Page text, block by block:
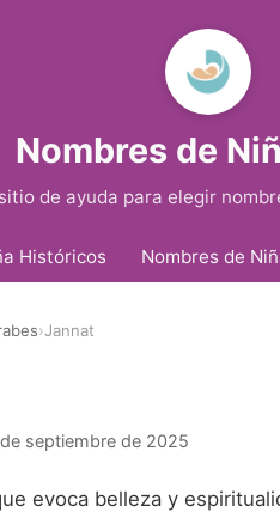
Nombres de
de ayuda para elegir
Históricos Nombres de
›Jannat
septiembre de 2025
evoca belleza y